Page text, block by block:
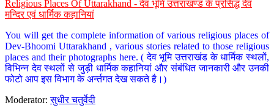
Religious Places Of Uttarakhand - देव भूमि उत्तराखण्ड के प्रसिद्ध देव
मन्दिर एवं धार्मिक कहानियां
You will get the complete information of various religious places of
Dev-Bhoomi Uttarakhand , various stories related to those religious
places and their photographs here. ( देव भूमि उत्तराखंड के धार्मिक स्थलों,
विभिन्न देव स्थलों से जुड़ी धार्मिक कहानियां और संबंधित जानकारी और उनकी
फोटो आप इस विभाग के अर्न्तगत देख सकते है।)
Moderator:सुधीर चतुर्वेदी